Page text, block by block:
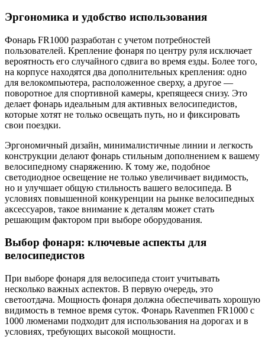
Эргономика и удобство использования
Фонарь FR1000 разработан с учетом потребностей
пользователей. Крепление фонаря по центру руля исключает
вероятность его случайного сдвига во время езды. Более того,
на корпусе находятся два дополнительных крепления: одно
для велокомпьютера, расположенное сверху, а другое —
поворотное для спортивной камеры, крепящееся снизу. Это
делает фонарь идеальным для активных велосипедистов,
которые хотят не только освещать путь, но и фиксировать
свои поездки.
Эргономичный дизайн, минималистичные линии и легкость
конструкции делают фонарь стильным дополнением к вашему
велосипедному снаряжению. К тому же, подобное
светодиодное освещение не только увеличивает видимость,
но и улучшает общую стильность вашего велосипеда. В
условиях повышенной конкуренции на рынке велосипедных
аксессуаров, такое внимание к деталям может стать
решающим фактором при выборе оборудования.
Выбор фонаря: ключевые аспекты для
велосипедистов
При выборе фонаря для велосипеда стоит учитывать
несколько важных аспектов. В первую очередь, это
светоотдача. Мощность фонаря должна обеспечивать хорошую
видимость в темное время суток. Фонарь Ravenmen FR1000 с
1000 люменами подходит для использования на дорогах и в
условиях, требующих высокой мощности.